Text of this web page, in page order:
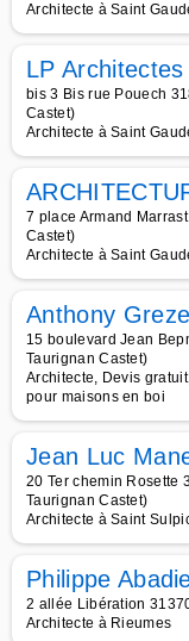
Architecte à Saint
LP Architectes
bis 3 Bis rue Pouech
Castet)
Architecte à Saint
7 place Armand
Castet)
Architecte à Saint
Anthony
15 boulevard Jean
Taurignan Castet)
Architecte, Devis
pour maisons en boi
Jean Luc
20 Ter chemin Rosette
Taurignan Castet)
Architecte à Saint
Philippe
2 allée Libération
Architecte à Rieumes